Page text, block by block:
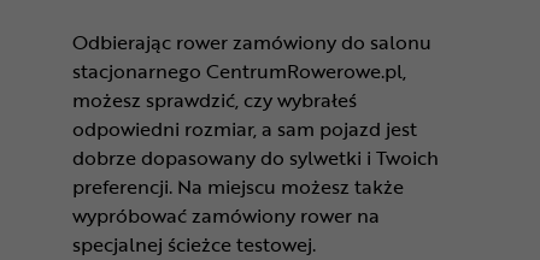
Odbierając rower zamówiony do salonu
stacjonarnego CentrumRowerowe.pl,
możesz sprawdzić, czy wybrałeś
odpowiedni rozmiar, a sam pojazd jest
dobrze dopasowany do sylwetki i Twoich
preferencji. Na miejscu możesz także
wypróbować zamówiony rower na
specjalnej ścieżce testowej.